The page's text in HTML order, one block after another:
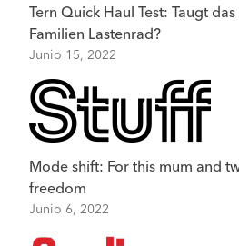
Tern Quick Haul Test: Taugt
Familien Lastenrad?
Junio 15, 2022
Mode shift: For this mum and
freedom
Junio 6, 2022